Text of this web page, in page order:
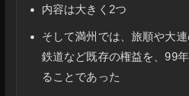
内容は大きく2つ
そして満州では、旅順や大
鉄道など既存の権益を、99
ることであった